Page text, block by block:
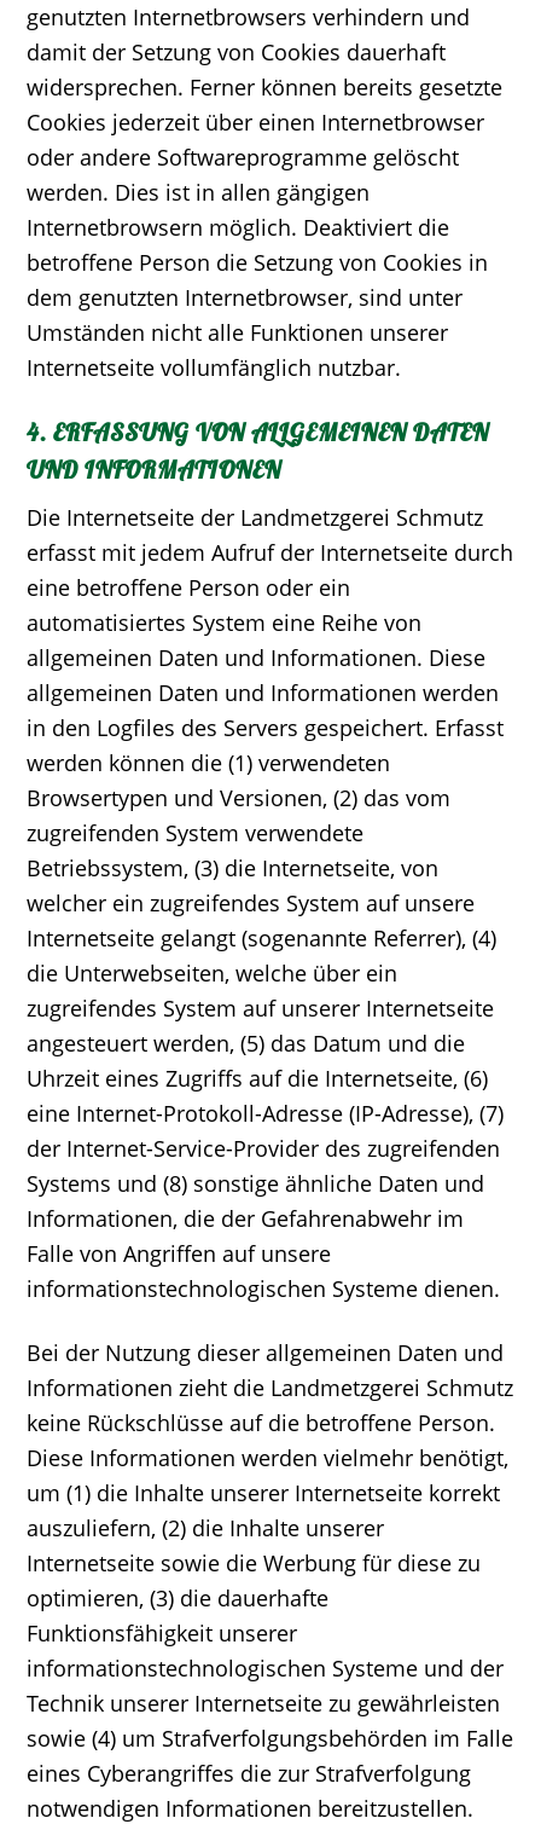
genutzten Internetbrowsers verhindern und
damit der Setzung von Cookies dauerhaft
widersprechen. Ferner können bereits gesetzte
Cookies jederzeit über einen Internetbrowser
oder andere Softwareprogramme gelöscht
werden. Dies ist in allen gängigen
Internetbrowsern möglich. Deaktiviert die
betroffene Person die Setzung von Cookies in
dem genutzten Internetbrowser, sind unter
Umständen nicht alle Funktionen unserer
Internetseite vollumfänglich nutzbar.
4. ERFASSUNG VON ALLGEMEINEN DATEN
UND INFORMATIONEN
Die Internetseite der Landmetzgerei Schmutz
erfasst mit jedem Aufruf der Internetseite durch
eine betroffene Person oder ein
automatisiertes System eine Reihe von
allgemeinen Daten und Informationen. Diese
allgemeinen Daten und Informationen werden
in den Logfiles des Servers gespeichert. Erfasst
werden können die (1) verwendeten
Browsertypen und Versionen, (2) das vom
zugreifenden System verwendete
Betriebssystem, (3) die Internetseite, von
welcher ein zugreifendes System auf unsere
Internetseite gelangt (sogenannte Referrer), (4)
die Unterwebseiten, welche über ein
zugreifendes System auf unserer Internetseite
angesteuert werden, (5) das Datum und die
Uhrzeit eines Zugriffs auf die Internetseite, (6)
eine Internet-Protokoll-Adresse (IP-Adresse), (7)
der Internet-Service-Provider des zugreifenden
Systems und (8) sonstige ähnliche Daten und
Informationen, die der Gefahrenabwehr im
Falle von Angriffen auf unsere
informationstechnologischen Systeme dienen.
Bei der Nutzung dieser allgemeinen Daten und
Informationen zieht die Landmetzgerei Schmutz
keine Rückschlüsse auf die betroffene Person.
Diese Informationen werden vielmehr benötigt,
um (1) die Inhalte unserer Internetseite korrekt
auszuliefern, (2) die Inhalte unserer
Internetseite sowie die Werbung für diese zu
optimieren, (3) die dauerhafte
Funktionsfähigkeit unserer
informationstechnologischen Systeme und der
Technik unserer Internetseite zu gewährleisten
sowie (4) um Strafverfolgungsbehörden im Falle
eines Cyberangriffes die zur Strafverfolgung
notwendigen Informationen bereitzustellen.